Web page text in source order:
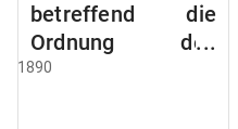
betreffend die
Ordnung des
Geschäftsganges
1890